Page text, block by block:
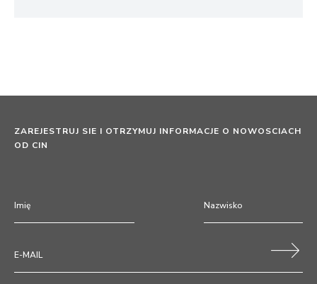
ZAREJESTRUJ SIE I OTRZYMUJ INFORMACJE O NOWOSCIACH
OD CIN